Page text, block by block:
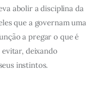
abolir a disciplina da
que a governam uma
a pregar o que é
deixando
instintos.